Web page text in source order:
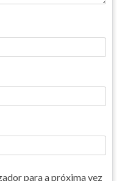
para a próxima vez